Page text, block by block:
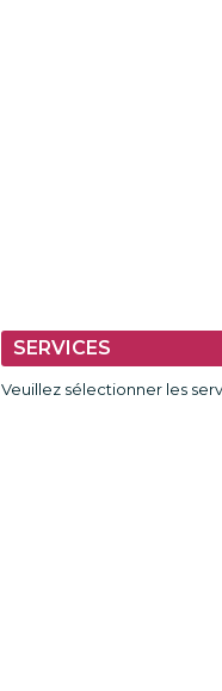
SERVICES
Veuillez sélectionner les